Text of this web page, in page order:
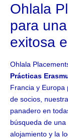
Ohlala
para
exitosa
Ohlala
Prácticas
Francia y Europa
de socios,
panadero en
búsqueda de
alojamiento y la